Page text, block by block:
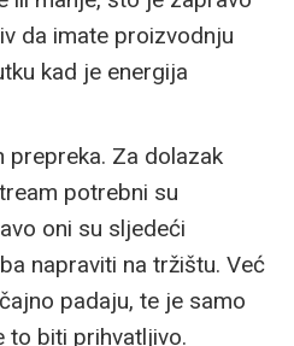
da imate proizvodnju
kad je energija
prepreka. Za dolazak
potrebni su
oni su sljedeći
napraviti na tržištu. Već
padaju, te je samo
to biti prihvatljivo.